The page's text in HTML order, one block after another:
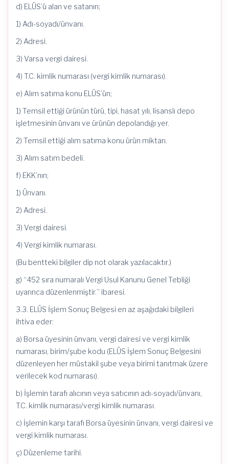
d) ELÜS’ü alan ve satanın;
1) Adı-soyadı/ünvanı.
2) Adresi.
3) Varsa vergi dairesi.
4) T.C. kimlik numarası (vergi kimlik numarası).
e) Alım satıma konu ELÜS’ün;
1) Temsil ettiği ürünün türü, tipi, hasat yılı, lisanslı depo
işletmesinin ünvanı ve ürünün depolandığı yer.
2) Temsil ettiği alım satıma konu ürün miktarı.
3) Alım satım bedeli.
f) EKK’nın;
1) Ünvanı.
2) Adresi.
3) Vergi dairesi.
4) Vergi kimlik numarası.
(Bu bentteki bilgiler dip not olarak yazılacaktır.)
g) “452 sıra numaralı Vergi Usul Kanunu Genel Tebliği
uyarınca düzenlenmiştir.” ibaresi.
3.3. ELÜS İşlem Sonuç Belgesi en az aşağıdaki bilgileri
ihtiva eder:
a) Borsa üyesinin ünvanı, vergi dairesi ve vergi kimlik
numarası, birim/şube kodu (ELÜS İşlem Sonuç Belgesini
düzenleyen her müstakil şube veya birimi tanıtmak üzere
verilecek kod numarası).
b) İşlemin tarafı alıcının veya satıcının adı-soyadı/ünvanı,
T.C. kimlik numarası/vergi kimlik numarası.
c) İşlemin karşı tarafı Borsa üyesinin ünvanı, vergi dairesi ve
vergi kimlik numarası.
ç) Düzenleme tarihi.